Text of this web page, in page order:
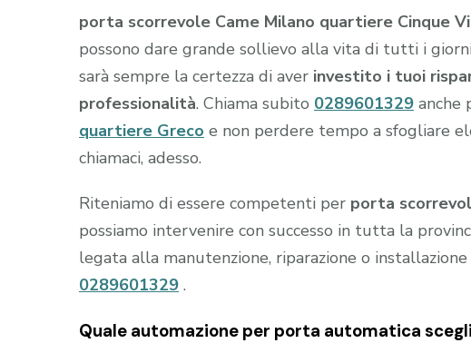
porta scorrevole Came Milano quartiere Cinque
possono dare grande sollievo alla vita di tutti i
sarà sempre la certezza di aver investito i tuoi
professionalità. Chiama subito 0289601329 anche
quartiere Greco e non perdere tempo a sfogliare
chiamaci, adesso.
Riteniamo di essere competenti per porta
possiamo intervenire con successo in tutta la
legata alla manutenzione, riparazione o
0289601329 .
Quale automazione per porta automatica